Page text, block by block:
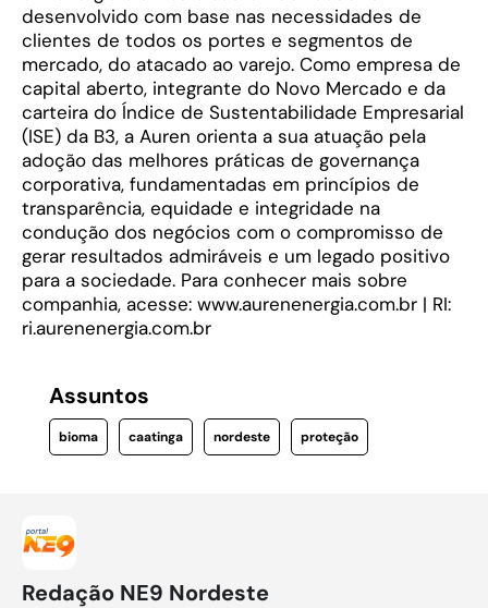
desenvolvido com base nas necessidades de
clientes de todos os portes e segmentos de
mercado, do atacado ao varejo. Como empresa de
capital aberto, integrante do Novo Mercado e da
carteira do Índice de Sustentabilidade Empresarial
(ISE) da B3, a Auren orienta a sua atuação pela
adoção das melhores práticas de governança
corporativa, fundamentadas em princípios de
transparência, equidade e integridade na
condução dos negócios com o compromisso de
gerar resultados admiráveis e um legado positivo
para a sociedade. Para conhecer mais sobre
companhia, acesse: www.aurenenergia.com.br | RI:
ri.aurenenergia.com.br
Assuntos
bioma caatinga nordeste proteção
Redação NE9 Nordeste